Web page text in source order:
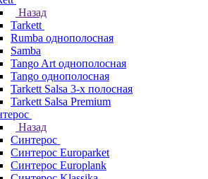
Назад
Tarkett
Rumba однополосная
Samba
Tango Art однополосная
Tango однополосная
Tarkett Salsa 3-х полосная
Tarkett Salsa Premium
Назад
Синтерос
Синтерос Europarket
Синтерос Europlank